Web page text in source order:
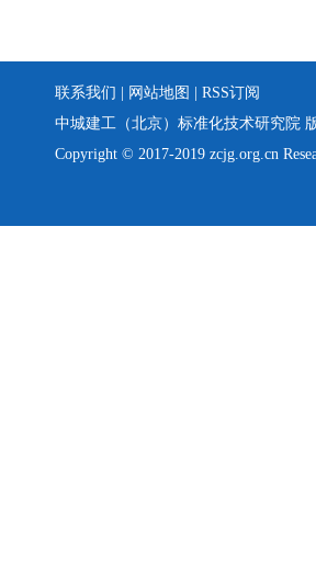
联系我们
| 网站地图 | RSS订阅
中城建工（北京）标准化技术研究院
Copyright © 2017-2019 zcjg.org.cn